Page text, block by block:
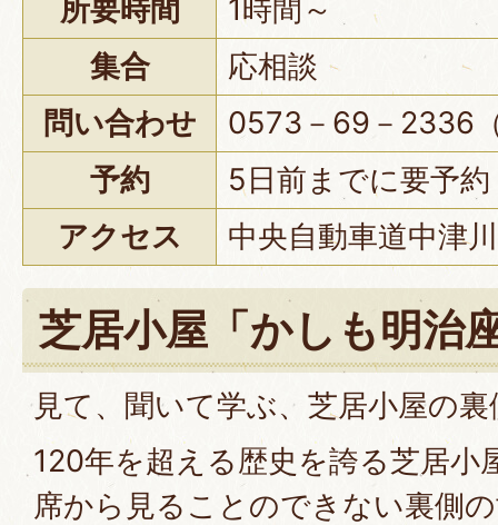
所要時間
1時間～
集合
応相談
問い合わせ
0573－69－2336
予約
5日前までに要予約
アクセス
中央自動車道中津
芝居小屋「かしも明治
見て、聞いて学ぶ、芝居小屋の裏
120年を超える歴史を誇る芝居小
席から見ることのできない裏側